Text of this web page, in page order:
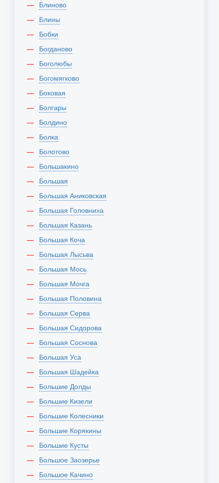
Блиново
Блины
Бобки
Богданово
Боголюбы
Богомягково
Боковая
Болгары
Болдино
Болка
Болотово
Большакино
Большая
Большая Аниковская
Большая Головниха
Большая Казань
Большая Коча
Большая Лысьва
Большая Мось
Большая Мочга
Большая Половина
Большая Серва
Большая Сидорова
Большая Соснова
Большая Уса
Большая Шадейка
Большие Долды
Большие Кизели
Большие Колесники
Большие Корякины
Большие Кусты
Большое Заозерье
Большое Качино